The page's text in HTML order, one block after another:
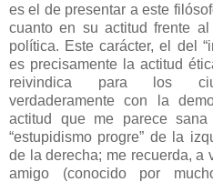
es el de presentar a este
cuanto en su actitud frente
política. Este carácter, el del
es precisamente la actitud
reivindica para los
verdaderamente con la
actitud que me parece
“estupidismo progre” de la
de la derecha; me recuerda, a
amigo (conocido por